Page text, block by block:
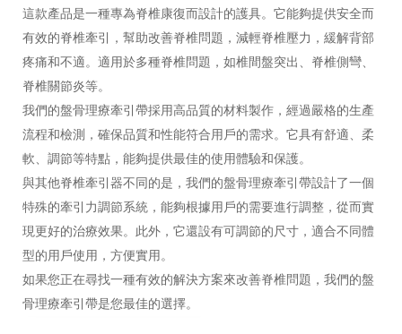
這款產品是一種專為脊椎康復而設計的護具。它能夠提供安全而
有效的脊椎牽引，幫助改善脊椎問題，減輕脊椎壓力，緩解背部
疼痛和不適。適用於多種脊椎問題，如椎間盤突出、脊椎側彎、
脊椎關節炎等。
我們的盤骨理療牽引帶採用高品質的材料製作，經過嚴格的生產
流程和檢測，確保品質和性能符合用戶的需求。它具有舒適、柔
軟、調節等特點，能夠提供最佳的使用體驗和保護。
與其他脊椎牽引器不同的是，我們的盤骨理療牽引帶設計了一個
特殊的牽引力調節系統，能夠根據用戶的需要進行調整，從而實
現更好的治療效果。此外，它還設有可調節的尺寸，適合不同體
型的用戶使用，方便實用。
如果您正在尋找一種有效的解決方案來改善脊椎問題，我們的盤
骨理療牽引帶是您最佳的選擇。